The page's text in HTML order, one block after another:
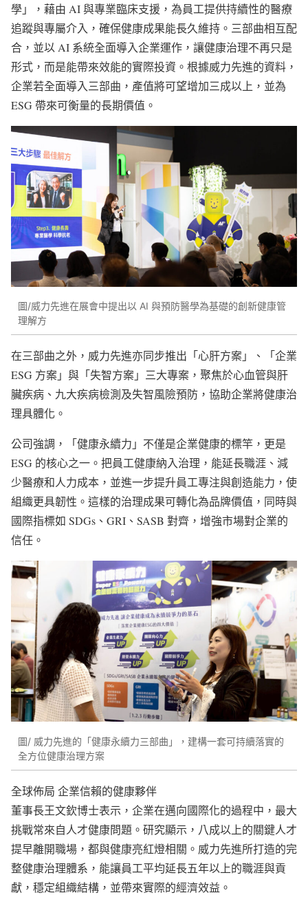
學」，藉由 AI 與專業臨床支援，為員工提供持續性的醫療
追蹤與專屬介入，確保健康成果能長久維持。三部曲相互配
合，並以 AI 系統全面導入企業運作，讓健康治理不再只是
形式，而是能帶來效能的實際投資。根據威力先進的資料，
企業若全面導入三部曲，產值將可望增加三成以上，並為
ESG 帶來可衡量的長期價值。
圖/威力先進在展會中提出以 AI 與預防醫學為基礎的創新健康管
理解方
在三部曲之外，威力先進亦同步推出「心肝方案」、「企業
ESG 方案」與「失智方案」三大專案，聚焦於心血管與肝
臟疾病、九大疾病檢測及失智風險預防，協助企業將健康治
理具體化。
公司強調，「健康永續力」不僅是企業健康的標竿，更是
ESG 的核心之一。把員工健康納入治理，能延長職涯、減
少醫療和人力成本，並進一步提升員工專注與創造能力，使
組織更具韌性。這樣的治理成果可轉化為品牌價值，同時與
國際指標如 SDGs、GRI、SASB 對齊，增強市場對企業的
信任。
圖/ 威力先進的「健康永續力三部曲」，建構一套可持續落實的
全方位健康治理方案
全球佈局 企業信賴的健康夥伴
董事長王文欽博士表示，企業在邁向國際化的過程中，最大
挑戰常來自人才健康問題。研究顯示，八成以上的關鍵人才
提早離開職場，都與健康亮紅燈相關。威力先進所打造的完
整健康治理體系，能讓員工平均延長五年以上的職涯與貢
獻，穩定組織結構，並帶來實際的經濟效益。